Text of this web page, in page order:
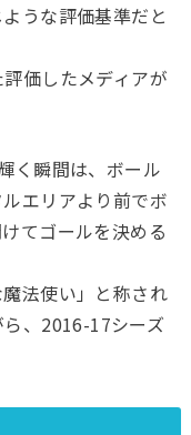
うな評価基準だと
価したメディアが
く瞬間は、ボール
エリアより前でボ
てゴールを決める
法使い」と称され
、2016-17シーズ